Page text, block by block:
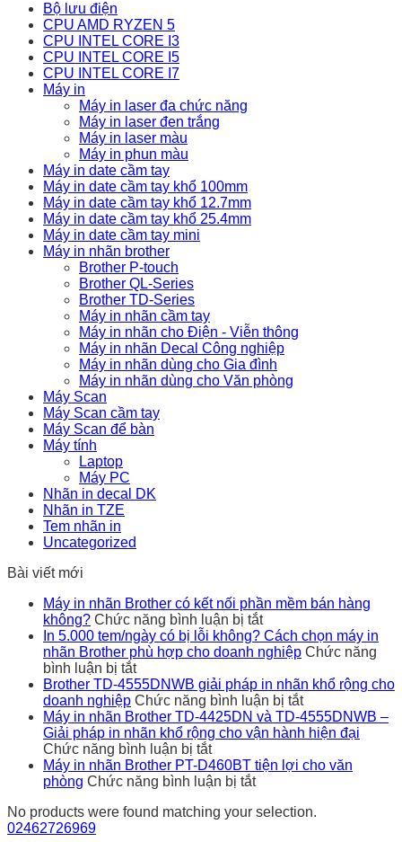
Bộ lưu điện
CPU AMD RYZEN 5
CPU INTEL CORE I3
CPU INTEL CORE I5
CPU INTEL CORE I7
Máy in
Máy in laser đa chức năng
Máy in laser đen trắng
Máy in laser màu
Máy in phun màu
Máy in date cầm tay
Máy in date cầm tay khổ 100mm
Máy in date cầm tay khổ 12.7mm
Máy in date cầm tay khổ 25.4mm
Máy in date cầm tay mini
Máy in nhãn brother
Brother P-touch
Brother QL-Series
Brother TD-Series
Máy in nhãn cầm tay
Máy in nhãn cho Điện - Viễn thông
Máy in nhãn Decal Công nghiệp
Máy in nhãn dùng cho Gia đình
Máy in nhãn dùng cho Văn phòng
Máy Scan
Máy Scan cầm tay
Máy Scan để bàn
Máy tính
Laptop
Máy PC
Nhãn in decal DK
Nhãn in TZE
Tem nhãn in
Uncategorized
Bài viết mới
Máy in nhãn Brother có kết nối phần mềm bán hàng
không? Chức năng bình luận bị tắtở
Máy
in
Brother
có
kết
nối
mềm
không?
In 5.000 tem/ngày có bị lỗi không? Cách chọn máy in
nhãn Brother phù hợp cho doanh nghiệp Chức năng
bình luận bị tắtở
In
5.000
tem/ngày
có
bị
lỗi
không?
chọn
Brother TD-4555DNWB giải pháp in nhãn khổ rộng cho
doanh nghiệp Chức năng bình luận bị tắtở
Brother
TD-
giải
nhãn
Máy in nhãn Brother TD-4425DN và TD-4555DNWB –
Giải pháp in nhãn khổ rộng cho vận hành hiện đại
Chức năng bình luận bị tắtở
Máy
in
Brother
Máy in nhãn Brother PT-D460BT tiện lợi cho văn
phòng Chức năng bình luận bị tắtở
in
No products were found matching your selection.
02462726969